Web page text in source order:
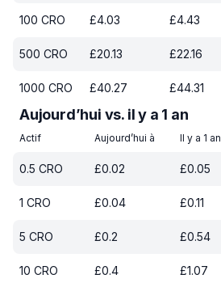
100 CRO £4.03 £4.43
500 CRO £20.13 £22.16
1000 CRO £40.27 £44.31
Aujourd’hui vs. il y a 1 an
Actif Aujourd’hui à Il y a 1 an
0.5 CRO £0.02 £0.05
1 CRO £0.04 £0.11
5 CRO £0.2 £0.54
10 CRO £0.4 £1.07